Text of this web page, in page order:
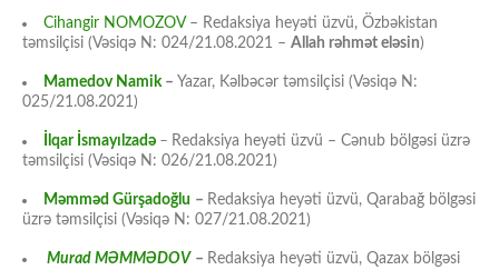
Cihangir NOMOZOV– Redaksiya heyəti üzvü, Özbəkistan
təmsilçisi (Vəsiqə N: 024/21.08.2021 – Allah rəhmət eləsin)
Mamedov Namik– Yazar, Kəlbəcər təmsilçisi (Vəsiqə N:
025/21.08.2021)
İlqar İsmayılzadə – Redaksiya heyəti üzvü – Cənub bölgəsi üzrə
təmsilçisi (Vəsiqə N: 026/21.08.2021)
Məmməd Gürşadoğlu – Redaksiya heyəti üzvü, Qarabağ bölgəsi
üzrə təmsilçisi (Vəsiqə N: 027/21.08.2021)
Murad MƏMMƏDOV – Redaksiya heyəti üzvü, Qazax bölgəsi